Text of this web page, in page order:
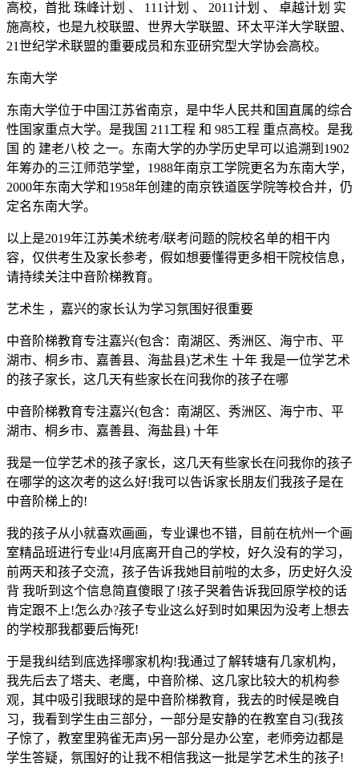
高校，首批 珠峰计划 、 111计划 、 2011计划 、 卓越计划 实
施高校，也是九校联盟、世界大学联盟、环太平洋大学联盟、
21世纪学术联盟的重要成员和东亚研究型大学协会高校。
东南大学
东南大学位于中国江苏省南京，是中华人民共和国直属的综合
性国家重点大学。是我国 211工程 和 985工程 重点高校。是我
国 的 建老八校 之一。东南大学的办学历史早可以追溯到1902
年筹办的三江师范学堂，1988年南京工学院更名为东南大学，
2000年东南大学和1958年创建的南京铁道医学院等校合并，仍
定名东南大学。
以上是2019年江苏美术统考/联考问题的院校名单的相干内
容，仅供考生及家长参考，假如想要懂得更多相干院校信息，
请持续关注中音阶梯教育。
艺术生 ，嘉兴的家长认为学习氛围好很重要
中音阶梯教育专注嘉兴(包含：南湖区、秀洲区、海宁市、平
湖市、桐乡市、嘉善县、海盐县)艺术生 十年 我是一位学艺术
的孩子家长，这几天有些家长在问我你的孩子在哪
中音阶梯教育专注嘉兴(包含：南湖区、秀洲区、海宁市、平
湖市、桐乡市、嘉善县、海盐县) 十年
我是一位学艺术的孩子家长，这几天有些家长在问我你的孩子
在哪学的这次考的这么好!我可以告诉家长朋友们我孩子是在
中音阶梯上的!
我的孩子从小就喜欢画画，专业课也不错，目前在杭州一个画
室精品班进行专业!4月底离开自己的学校，好久没有的学习，
前两天和孩子交流，孩子告诉我她目前啦的太多，历史好久没
背 我听到这个信息简直傻眼了!孩子哭着告诉我回原学校的话
肯定跟不上!怎么办?孩子专业这么好到时如果因为没考上想去
的学校那我都要后悔死!
于是我纠结到底选择哪家机构!我通过了解转塘有几家机构，
我先后去了塔夫、老鹰，中音阶梯、这几家比较大的机构参
观，其中吸引我眼球的是中音阶梯教育，我去的时候是晚自
习，我看到学生由三部分，一部分是安静的在教室自习(我孩
子惊了，教室里鸦雀无声)另一部分是办公室，老师旁边都是
学生答疑，氛围好的让我不相信我这一批是学艺术生的孩子!